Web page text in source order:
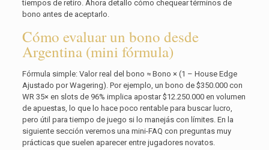
tiempos de retiro. Ahora detallo cómo chequear términos de
bono antes de aceptarlo.
Cómo evaluar un bono desde
Argentina (mini fórmula)
Fórmula simple: Valor real del bono ≈ Bono × (1 – House Edge
Ajustado por Wagering). Por ejemplo, un bono de $350.000 con
WR 35× en slots de 96% implica apostar $12.250.000 en volumen
de apuestas, lo que lo hace poco rentable para buscar lucro,
pero útil para tiempo de juego si lo manejás con límites. En la
siguiente sección veremos una mini-FAQ con preguntas muy
prácticas que suelen aparecer entre jugadores novatos.